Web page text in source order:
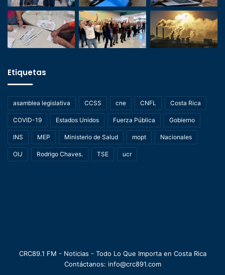
Etiquetas
asamblea legislativa CCSS cne CNFL Costa Rica
COVID-19 Estados Unidos Fuerza Pública Gobierno
INS MEP Ministerio de Salud mopt Nacionales
OIJ Rodrigo Chaves. TSE ucr
CRC89.1 FM - Noticias - Todo Lo Que Importa en Costa Rica
Contáctanos: info@crc891.com